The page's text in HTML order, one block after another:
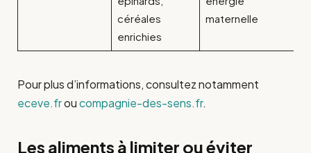
céréales
enrichies
maternelle
Pour plus d’informations, consultez notamment
eceve.froucompagnie-des-sens.fr.
Les aliments à limiter ou éviter